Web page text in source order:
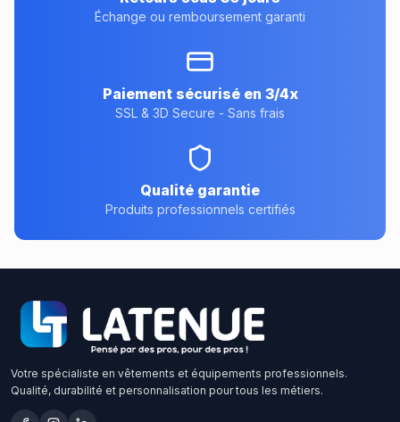
Échange ou remboursement garanti
Paiement sécurisé en 3/4x
SSL & 3D Secure - Sans frais
Qualité garantie
Produits professionnels certifiés
Votre spécialiste en vêtements et équipements professionnels.
Qualité, durabilité et personnalisation pour tous les métiers.